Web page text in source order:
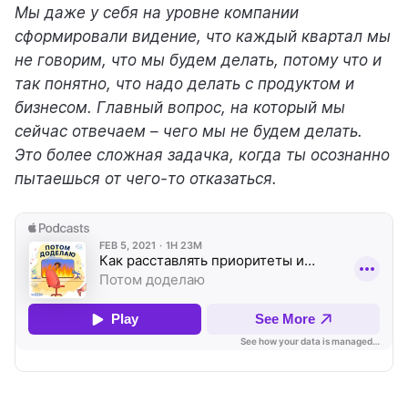
Мы даже у себя на уровне компании
сформировали видение, что каждый квартал мы
не говорим, что мы будем делать, потому что и
так понятно, что надо делать с продуктом и
бизнесом. Главный вопрос, на который мы
сейчас отвечаем – чего мы не будем делать.
Это более сложная задачка, когда ты осознанно
пытаешься от чего-то отказаться.